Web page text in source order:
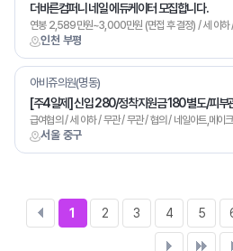
인천 부평
더바른컴퍼니 네일 에듀케이터 모집합니다.
연봉 2,589만원~3,000만원 (면접 후 결정) / 세 이하 /
서울 중구
아비쥬의원(명동)
[주4일제] 신입 280/정착지원금 180 별도/피부
급여협의 / 세 이하 / 무관 / 무관 / 협의 / 네일아트,메이
1 2 3 4 5